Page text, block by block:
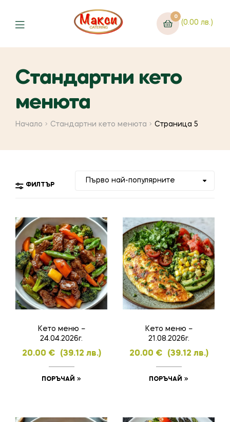
0
(0.00 лв.)
Стандартни кето
менюта
Начало Стандартни кето менюта Страница 5
ФИЛТЪР
Кето меню –
24.04.2026г.
20.00 € (39.12 лв.)
ПОРЪЧАЙ
Кето меню –
21.08.2026г.
20.00 € (39.12 лв.)
ПОРЪЧАЙ